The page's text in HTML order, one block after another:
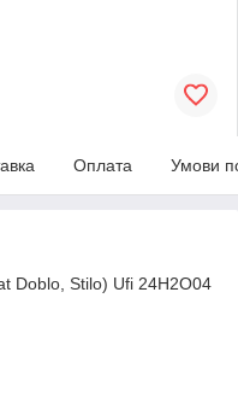
Оплата Умови
Doblo, Stilo) Ufi 24H2O04